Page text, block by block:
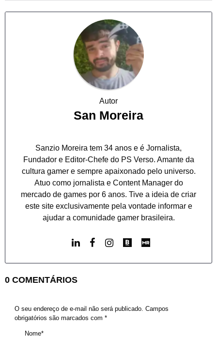
Autor
San Moreira
Sanzio Moreira tem 34 anos e é Jornalista,
Fundador e Editor-Chefe do PS Verso. Amante da
cultura gamer e sempre apaixonado pelo universo.
Atuo como jornalista e Content Manager do
mercado de games por 6 anos. Tive a ideia de criar
este site exclusivamente pela vontade informar e
ajudar a comunidade gamer brasileira.
0 COMENTÁRIOS
O seu endereço de e-mail não será publicado. Campos
obrigatórios são marcados com *